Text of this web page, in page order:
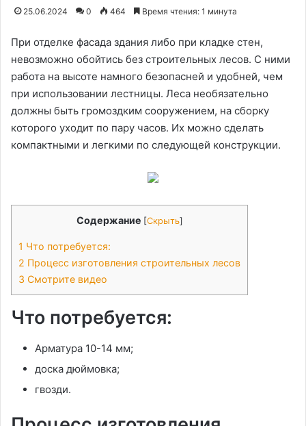
25.06.2024 0 464 Время чтения: 1 минута
При отделке фасада здания либо при кладке стен,
невозможно обойтись без строительных лесов. С ними
работа на высоте намного безопасней и удобней, чем
при использовании лестницы. Леса необязательно
должны быть громоздким сооружением, на сборку
которого уходит по пару часов. Их можно сделать
компактными и легкими по следующей конструкции.
Содержание [Скрыть]
1 Что потребуется:
2 Процесс изготовления строительных лесов
3 Смотрите видео
Что потребуется:
Арматура 10-14 мм;
доска дюймовка;
гвозди.